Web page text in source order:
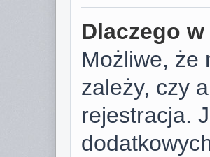
Dlaczego
Możliwe, że
zależy, czy
rejestracja.